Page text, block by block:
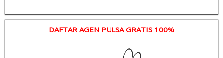
DAFTAR AGEN PULSA GRATIS 100%